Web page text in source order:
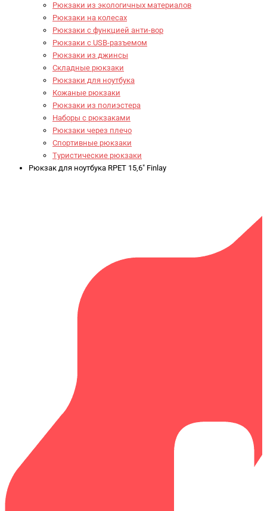
Рюкзаки из экологичных материалов
Рюкзаки на колесах
Рюкзаки с функцией анти-вор
Рюкзаки с USB-разъемом
Рюкзаки из джинсы
Складные рюкзаки
Рюкзаки для ноутбука
Кожаные рюкзаки
Рюкзаки из полиэстера
Наборы с рюкзаками
Рюкзаки через плечо
Спортивные рюкзаки
Туристические рюкзаки
Рюкзак для ноутбука RPET 15,6" Finlay